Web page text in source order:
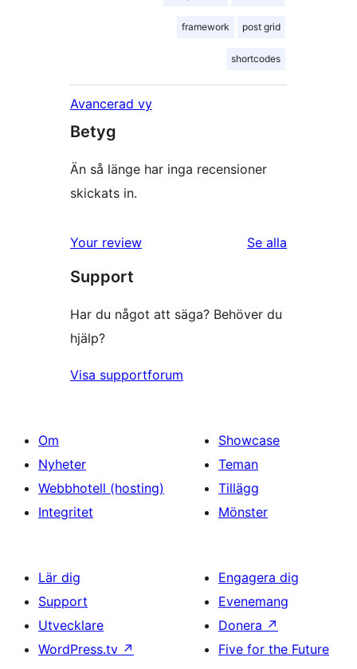
framework post grid
shortcodes
Avancerad vy
Betyg
Än så länge har inga recensioner
skickats in.
Your review Se alla
Support
Har du något att säga? Behöver du
hjälp?
Visa supportforum
Om
Nyheter
Webbhotell (hosting)
Integritet
Showcase
Teman
Tillägg
Mönster
Lär dig
Support
Utvecklare
WordPress.tv ↗
Engagera dig
Evenemang
Donera ↗
Five for the Future